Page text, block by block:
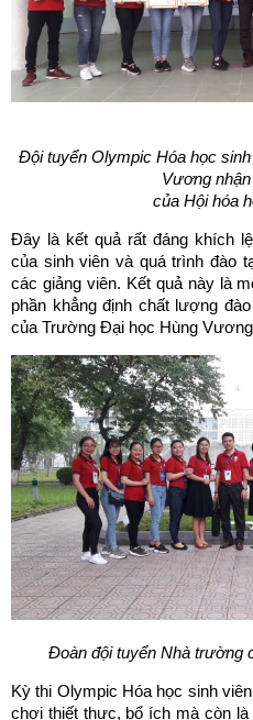
Đội tuyển Olympic Hóa học
Vương
của Hội hóa
Đây là kết quả rất đáng khích
của sinh viên và quá trình đào
các giảng viên. Kết quả này là
phần khẳng định chất lượng
của Trường Đại học Hùng
Đoàn đội tuyển Nhà trường
Kỳ thi Olympic Hóa học sinh
chơi thiết thực, bổ ích mà còn